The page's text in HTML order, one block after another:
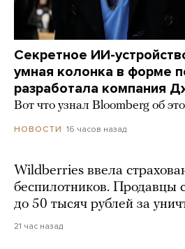
Секретное ИИ-
умная колонка в форме
разработала компания
Вот что узнал Bloomberg об
НОВОСТИ 16 часов назад
Wildberries ввела
беспилотников. Продавцы
до 50 тысяч рублей за
21 час назад